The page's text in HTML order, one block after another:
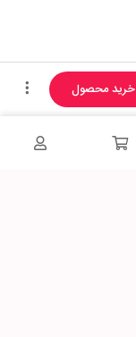
خرید محصول